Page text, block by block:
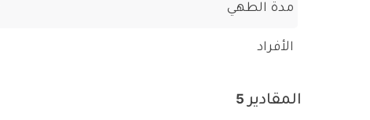
مدة الطهي
الأفراد
المقادير 5